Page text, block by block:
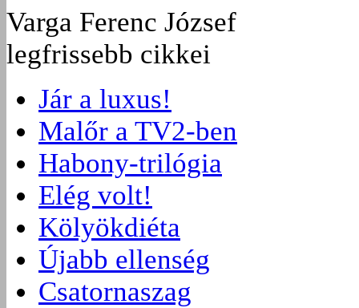
Varga Ferenc József
legfrissebb cikkei
Jár a luxus!
Malőr a TV2-ben
Habony-trilógia
Elég volt!
Kölyökdiéta
Újabb ellenség
Csatornaszag